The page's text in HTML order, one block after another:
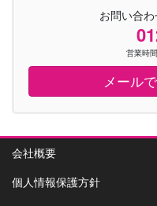
お問い合
営業時
メール
会社概要
個人情報保護方針